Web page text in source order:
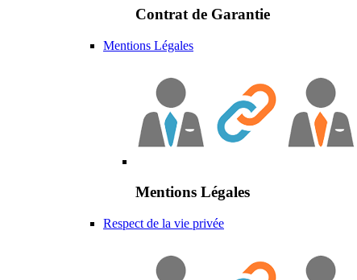
Contrat de Garantie
Mentions Légales
Mentions Légales
Respect de la vie privée